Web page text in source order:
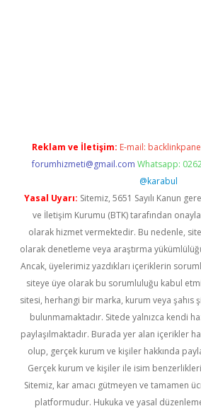
Reklam ve İletişim: E-mail:
forumhizmeti@gmail.com Whatsapp:
@karabul
Yasal Uyarı: Sitemiz, 5651 Sayılı Kanun
ve İletişim Kurumu (BTK) tarafından
olarak hizmet vermektedir. Bu nedenle,
olarak denetleme veya araştırma
Ancak, üyelerimiz yazdıkları içeriklerin
siteye üye olarak bu sorumluluğu kabul
sitesi, herhangi bir marka, kurum veya şahıs
bulunmamaktadır. Sitede yalnızca kendi
paylaşılmaktadır. Burada yer alan içerikler
olup, gerçek kurum ve kişiler hakkında
Gerçek kurum ve kişiler ile isim
Sitemiz, kar amacı gütmeyen ve tamamen
platformudur. Hukuka ve yasal